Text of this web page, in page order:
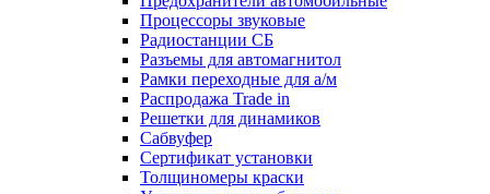
Процессоры звуковые
Радиостанции СБ
Разъемы для автомагнитол
Рамки переходные для а/м
Распродажа Trade in
Решетки для динамиков
Сабвуфер
Сертификат установки
Толщиномеры краски